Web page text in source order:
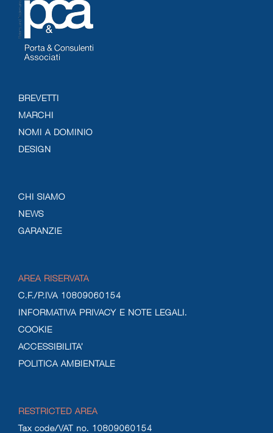
BREVETTI
MARCHI
NOMI A DOMINIO
DESIGN
CHI SIAMO
NEWS
GARANZIE
AREA RISERVATA
C.F./P.IVA 10809060154
INFORMATIVA PRIVACY E NOTE LEGALI.
COOKIE
ACCESSIBILITA’
POLITICA AMBIENTALE
RESTRICTED AREA
Tax code/VAT no. 10809060154